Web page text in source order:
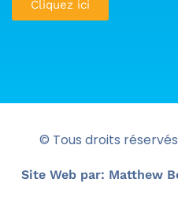
Cliquez ici
© Tous droits réservés
Site Web par: Matthew